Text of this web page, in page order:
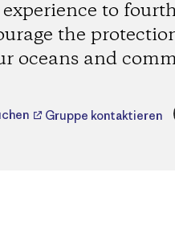
to
the
oceans and
Gruppe kontaktieren